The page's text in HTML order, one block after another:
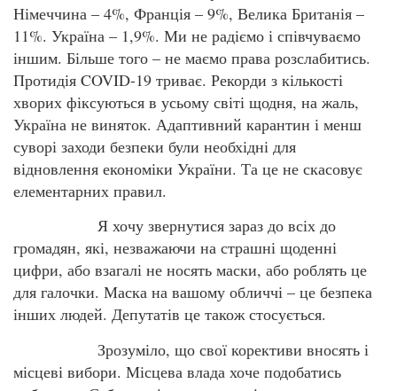
Німеччина – 4%, Франція – 9%, Велика Британія –
11%. Україна – 1,9%. Ми не радіємо і співчуваємо
іншим. Більше того – не маємо права розслабитись.
Протидія COVID-19 триває. Рекорди з кількості
хворих фіксуються в усьому світі щодня, на жаль,
Україна не виняток. Адаптивний карантин і менш
суворі заходи безпеки були необхідні для
відновлення економіки України. Та це не скасовує
елементарних правил.
Я хочу звернутися зараз до всіх до
громадян, які, незважаючи на страшні щоденні
цифри, або взагалі не носять маски, або роблять це
для галочки. Маска на вашому обличчі – це безпека
інших людей. Депутатів це також стосується.
Зрозуміло, що свої корективи вносять і
місцеві вибори. Місцева влада хоче подобатись